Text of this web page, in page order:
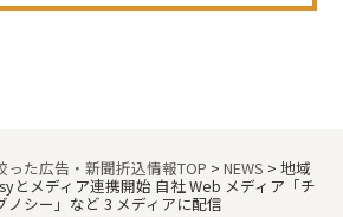
た広告・新聞折込情報TOP >NEWS >地域
とメディア連携開始 自社 Web メディア「チ
シー」など 3 メディアに配信